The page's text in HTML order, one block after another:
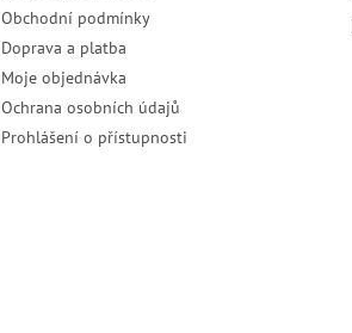
Obchodní podmínky
Doprava a platba
Moje objednávka
Ochrana osobních údajů
Prohlášení o přístupnosti